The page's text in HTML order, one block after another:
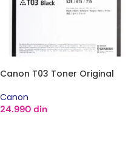
Canon T03 Toner Original
Canon
24.990 din